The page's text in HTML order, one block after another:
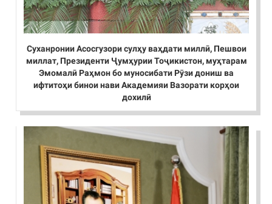
Суханронии Асосгузори сулҳу ваҳдати миллӣ, Пешвои
миллат, Президенти Ҷумҳурии Тоҷикистон, муҳтарам
Эмомалӣ Раҳмон бо муносибати Рӯзи дониш ва
ифтитоҳи бинои нави Академияи Вазорати корҳои
дохилӣ